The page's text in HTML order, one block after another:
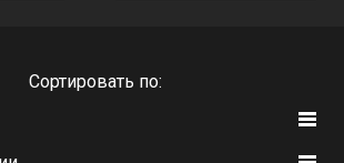
Cортировать по: